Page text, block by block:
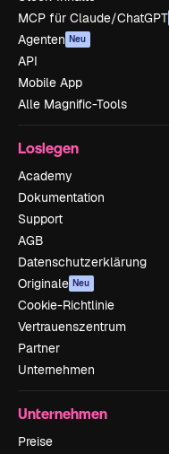
MCP für Claude/ChatGPT
Agenten Neu
API
Mobile App
Alle Magnific-Tools
Loslegen
Academy
Dokumentation
Support
AGB
Datenschutzerklärung
Originale Neu
Cookie-Richtlinie
Vertrauenszentrum
Partner
Unternehmen
Unternehmen
Preise